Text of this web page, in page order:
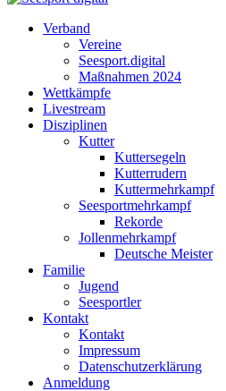
Verband
Vereine
Seesport.digital
Maßnahmen 2024
Wettkämpfe
Livestream
Disziplinen
Kutter
Kuttersegeln
Kutterrudern
Kuttermehrkampf
Seesportmehrkampf
Rekorde
Jollenmehrkampf
Deutsche Meister
Familie
Jugend
Seesportler
Kontakt
Kontakt
Impressum
Datenschutzerklärung
Anmeldung